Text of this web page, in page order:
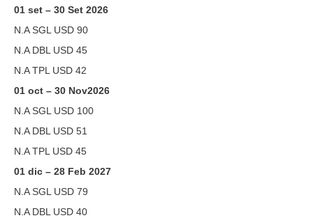
01 set – 30 Set 2026
N.A SGL USD 90
N.A DBL USD 45
N.A TPL USD 42
01 oct – 30 Nov2026
N.A SGL USD 100
N.A DBL USD 51
N.A TPL USD 45
01 dic – 28 Feb 2027
N.A SGL USD 79
N.A DBL USD 40